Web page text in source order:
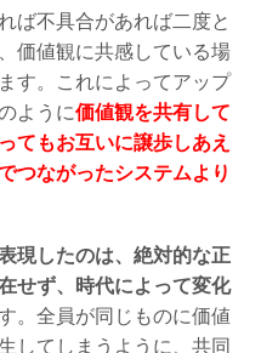
ば不具合があれば二度と
価値観に共感している場
す。これによってアップ
ように 価値観を共有して
てもお互いに譲歩しあえ
つながったシステムより
現したのは、絶対的な正
せず、時代によって変化
。全員が同じものに価値
してしまうように、共同